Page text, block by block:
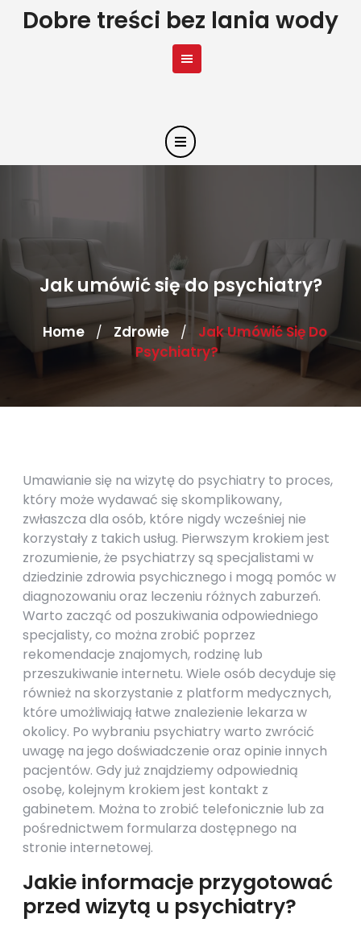
SkipDobre treści bez lania wody
Jak umówić się do psychiatry?
Home / Zdrowie /
Jak Umówić Się Do
Psychiatry?
Umawianie się na wizytę do psychiatry to proces,
który może wydawać się skomplikowany,
zwłaszcza dla osób, które nigdy wcześniej nie
korzystały z takich usług. Pierwszym krokiem jest
zrozumienie, że psychiatrzy są specjalistami w
dziedzinie zdrowia psychicznego i mogą pomóc w
diagnozowaniu oraz leczeniu różnych zaburzeń.
Warto zacząć od poszukiwania odpowiedniego
specjalisty, co można zrobić poprzez
rekomendacje znajomych, rodzinę lub
przeszukiwanie internetu. Wiele osób decyduje się
również na skorzystanie z platform medycznych,
które umożliwiają łatwe znalezienie lekarza w
okolicy. Po wybraniu psychiatry warto zwrócić
uwagę na jego doświadczenie oraz opinie innych
pacjentów. Gdy już znajdziemy odpowiednią
osobę, kolejnym krokiem jest kontakt z
gabinetem. Można to zrobić telefonicznie lub za
pośrednictwem formularza dostępnego na
stronie internetowej.
Jakie informacje przygotować
przed wizytą u psychiatry?